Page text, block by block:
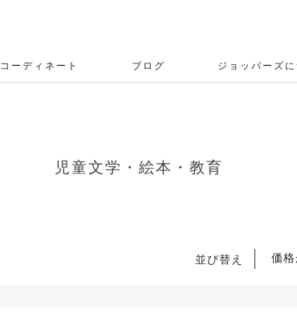
コーディネート ブログ ジョッパーズ
児童文学・絵本・教育
並び替え 価